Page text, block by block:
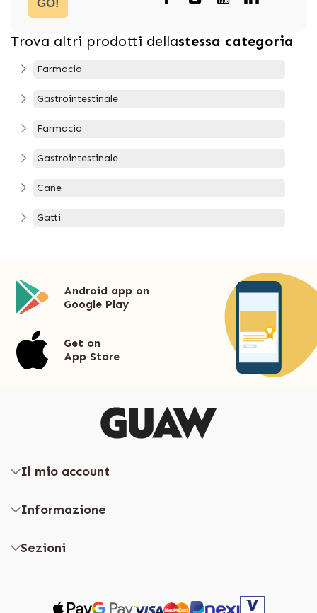
GO!
Trova altri prodotti dellastessa categoria
Farmacia
Gastrointestinale
Farmacia
Gastrointestinale
Cane
Gatti
Android app on
Google Play
Get on
App Store
Il mio account
Informazione
Sezioni